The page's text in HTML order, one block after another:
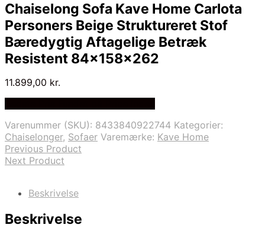
Chaiselong Sofa Kave Home Carlota
Personers Beige Struktureret Stof
Bæredygtig Aftagelige Betræk
Resistent 84x158x262
11.899,00 kr.
Varenummer (SKU): 8433840922744 Kategorier:
Chaiselonger, Sofaer Varemærke: Kave Home
Previous Product
Next Product
Beskrivelse
Beskrivelse